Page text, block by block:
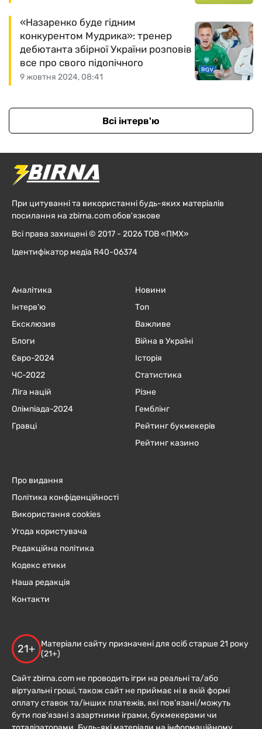
9 жовтня 2024, 08:41
«Назаренко буде гідним
конкурентом Мудрика»: тренер
дебютанта збірної України розповів
все про свого підопічного
Всі інтерв'ю
При цитуванні та використанні будь-яких матеріалів
посилання на zbirna.com обов'язкове
Всі права захищені © 2017 - 2026 ТОВ «ПМХ»
Ідентифікатор медіа R40-06374
Аналітика
Інтерв'ю
Ексклюзив
Блоги
Євро-2024
ЧC-2022
Ліга націй
Олімпіада-2024
Гравці
Новини
Топ
Важливе
Війна в Україні
Історія
Статистика
Різне
Гемблінг
Рейтинг букмекерів
Рейтинг казино
Про видання
Політика конфіденційності
Використання cookies
Угода користувача
Редакційна політика
Кодекс етики
Наша редакція
Контакти
21+
Матеріали сайту призначені для осіб старше 21 року
(21+)
Сайт zbirna.com не проводить ігри на реальні та/або
віртуальні гроші, також сайт не приймає ні в якій формі
оплату ставок та/інших платежів, які пов’язані/можуть
бути пов’язані з азартними іграми, букмекерами чи